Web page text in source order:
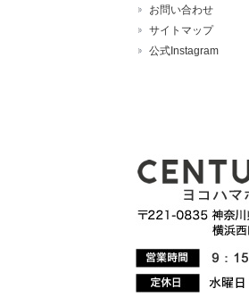
お問い合わせ
サイトマップ
公式Instagram